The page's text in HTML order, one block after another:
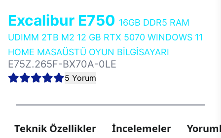
Excalibur E750 16GB DDR5 RAM
UDIMM 2TB M2 12 GB RTX 5070 WINDOWS 11
HOME MASAÜSTÜ OYUN BİLGİSAYARI
E75Z.265F-BX70A-0LE
5 Yorum
Teknik Özellikler İncelemeler